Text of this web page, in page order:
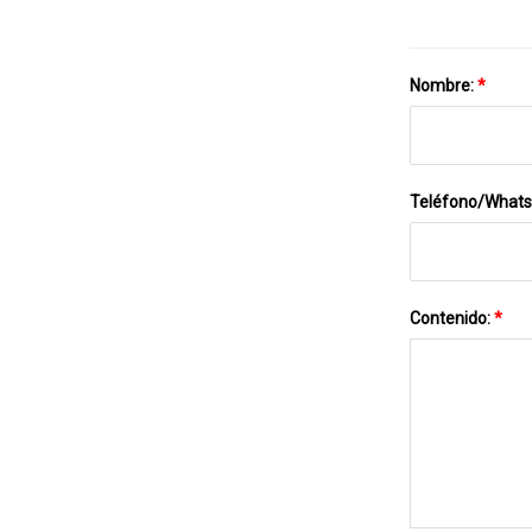
Nombre:*
Teléfono/
Contenido:*